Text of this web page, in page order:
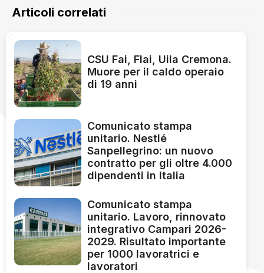
Articoli correlati
CSU Fai, Flai, Uila Cremona.
Muore per il caldo operaio
di 19 anni
Comunicato stampa
unitario. Nestlé
Sanpellegrino: un nuovo
contratto per gli oltre 4.000
dipendenti in Italia
Comunicato stampa
unitario. Lavoro, rinnovato
integrativo Campari 2026-
2029. Risultato importante
per 1000 lavoratrici e
lavoratori